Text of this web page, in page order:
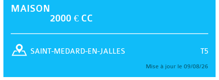
MAISON
2000 € CC
T5
SAINT-MEDARD-EN-JALLES
Mise à jour le 09/08/26